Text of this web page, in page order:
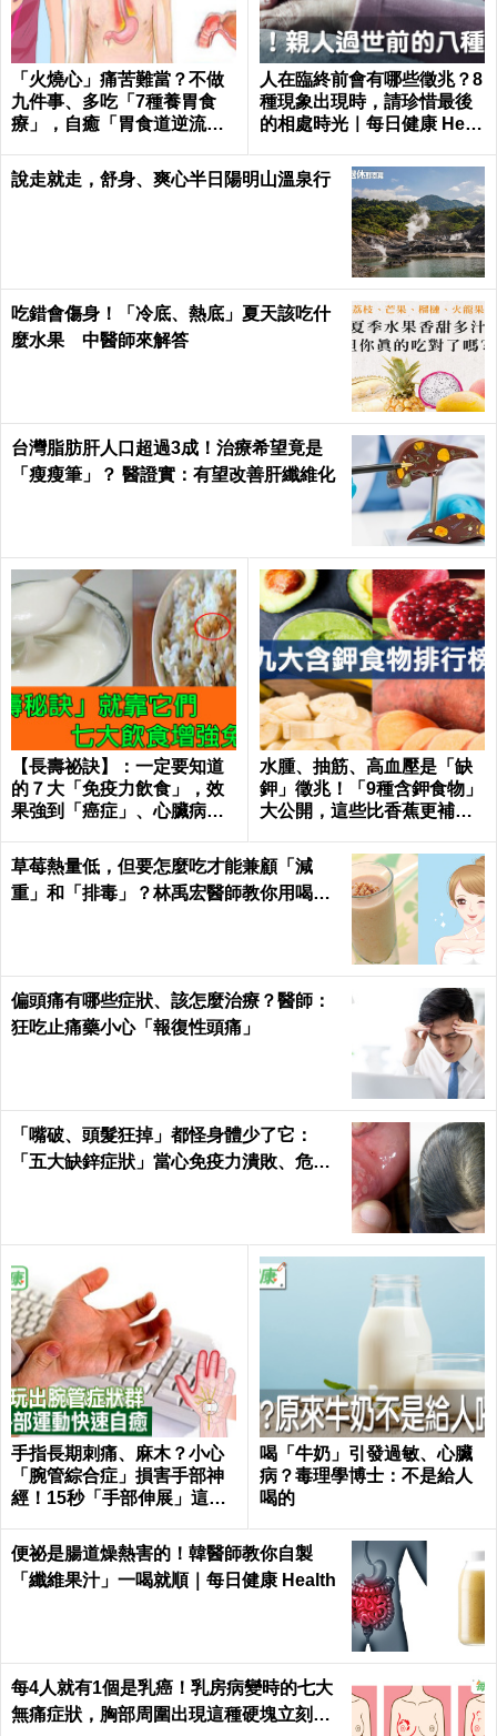
「火燒心」痛苦難當？不做
九件事、多吃「7種養胃食
療」，自癒「胃食道逆流」
人在臨終前會有哪些徵兆？8
種現象出現時，請珍惜最後
的相處時光｜每日健康 Healt
說走就走，舒身、爽心半日陽明山溫泉行
吃錯會傷身！「冷底、熱底」夏天該吃什
麼水果 中醫師來解答
台灣脂肪肝人口超過3成！治療希望竟是
「瘦瘦筆」？ 醫證實：有望改善肝纖維化
【長壽祕訣】：一定要知道
的７大「免疫力飲食」，效
果強到「癌症」、心臟病、
alth
水腫、抽筋、高血壓是「缺
鉀」徵兆！「9種含鉀食物」
大公開，這些比香蕉更補鉀
草莓熱量低，但要怎麼吃才能兼顧「減
重」和「排毒」？林禹宏醫師教你用喝的
偏頭痛有哪些症狀、該怎麼治療？醫師：
狂吃止痛藥小心「報復性頭痛」
「嘴破、頭髮狂掉」都怪身體少了它：
「五大缺鋅症狀」當心免疫力潰敗、危機
手指長期刺痛、麻木？小心
「腕管綜合症」損害手部神
經！15秒「手部伸展」這樣
喝「牛奶」引發過敏、心臟
病？毒理學博士：不是給人
喝的
便祕是腸道燥熱害的！韓醫師教你自製
「纖維果汁」一喝就順｜每日健康 Health
每4人就有1個是乳癌！乳房病變時的七大
無痛症狀，胸部周圍出現這種硬塊立刻就